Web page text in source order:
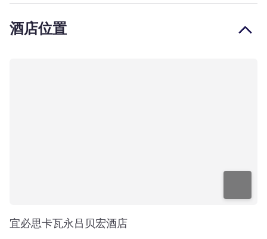
酒店位置
宜必思卡瓦永吕贝宏酒店